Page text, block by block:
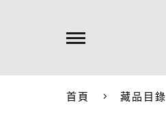
首頁 藏品目錄